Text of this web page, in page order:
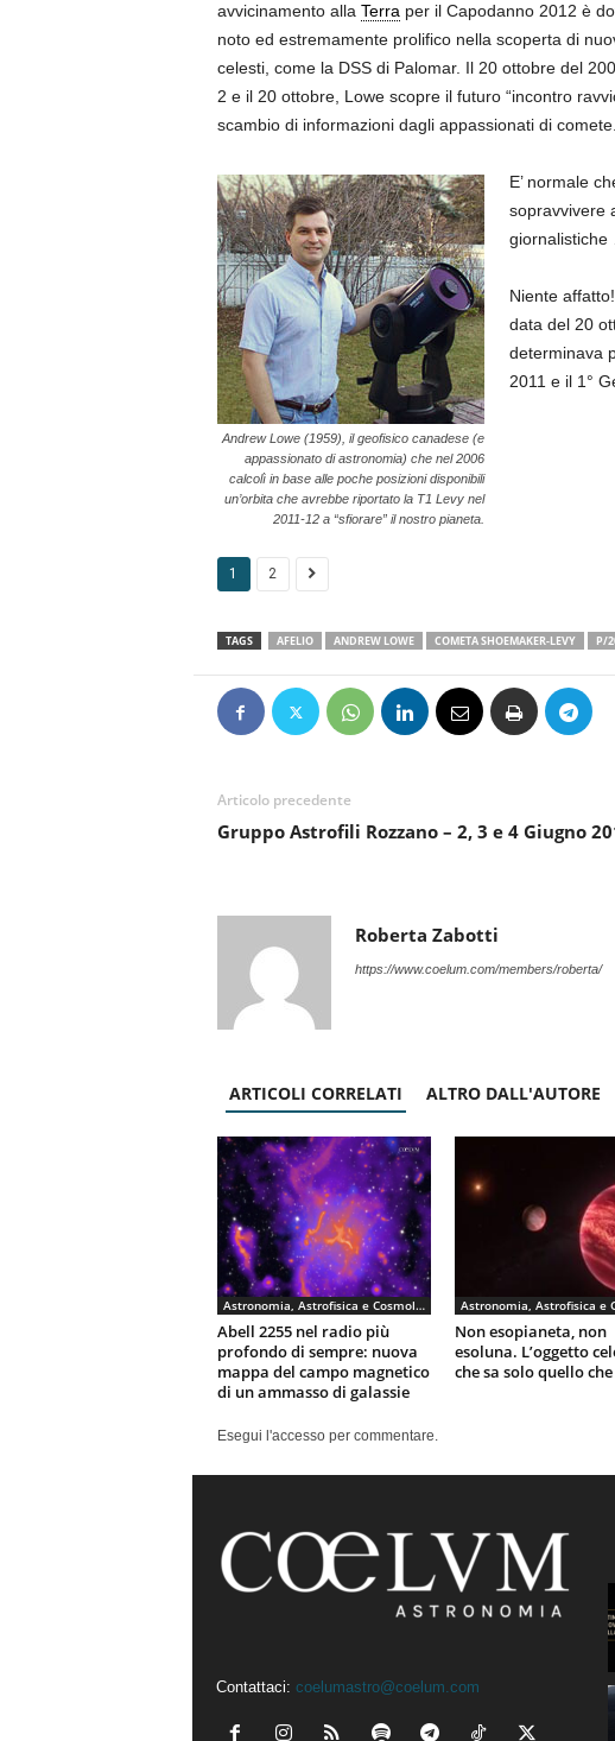
avvicinamento alla Terraper il Capodanno 2012 è
noto ed estremamente prolifico nella scoperta di
celesti, come la DSS di Palomar. Il 20 ottobre del
2 e il 20 ottobre, Lowe scopre il futuro “incontro
scambio di informazioni dagli appassionati di comete.
Andrew Lowe (1959), il geofisico canadese (e
appassionato di astronomia) che nel 2006
calcolì in base alle poche posizioni disponibili
un’orbita che avrebbe riportato la T1 Levy nel
2011-12 a “sfiorare” il nostro pianeta.
E’ normale
sopravvivere
Niente
data del 20
determinava
2011 e il 1°
1 2
TAGS AFELIO ANDREW LOWE COMETA SHOEMAKER-LEVY P/
Articolo precedente
Gruppo Astrofili Rozzano – 2, 3 e 4 Giugno
Roberta Zabotti
https://www.coelum.com/members/roberta/
ARTICOLI CORRELATI ALTRO DALL'AUTORE
Astronomia, Astrofisica e Cosmologia
Abell 2255 nel radio più
profondo di sempre: nuova
mappa del campo magnetico
di un ammasso di galassie
Non esopianeta, non
esoluna. L’oggetto
che sa solo quello
Esegui l'accesso per commentare.
Contattaci: coelumastro@coelum.com